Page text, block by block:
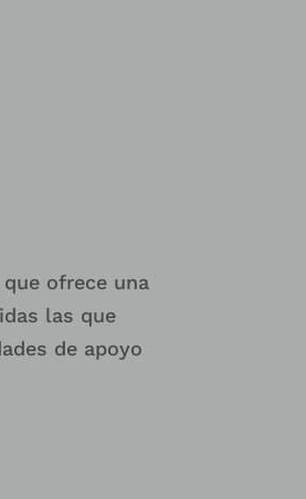
ofrece una
las que
de apoyo